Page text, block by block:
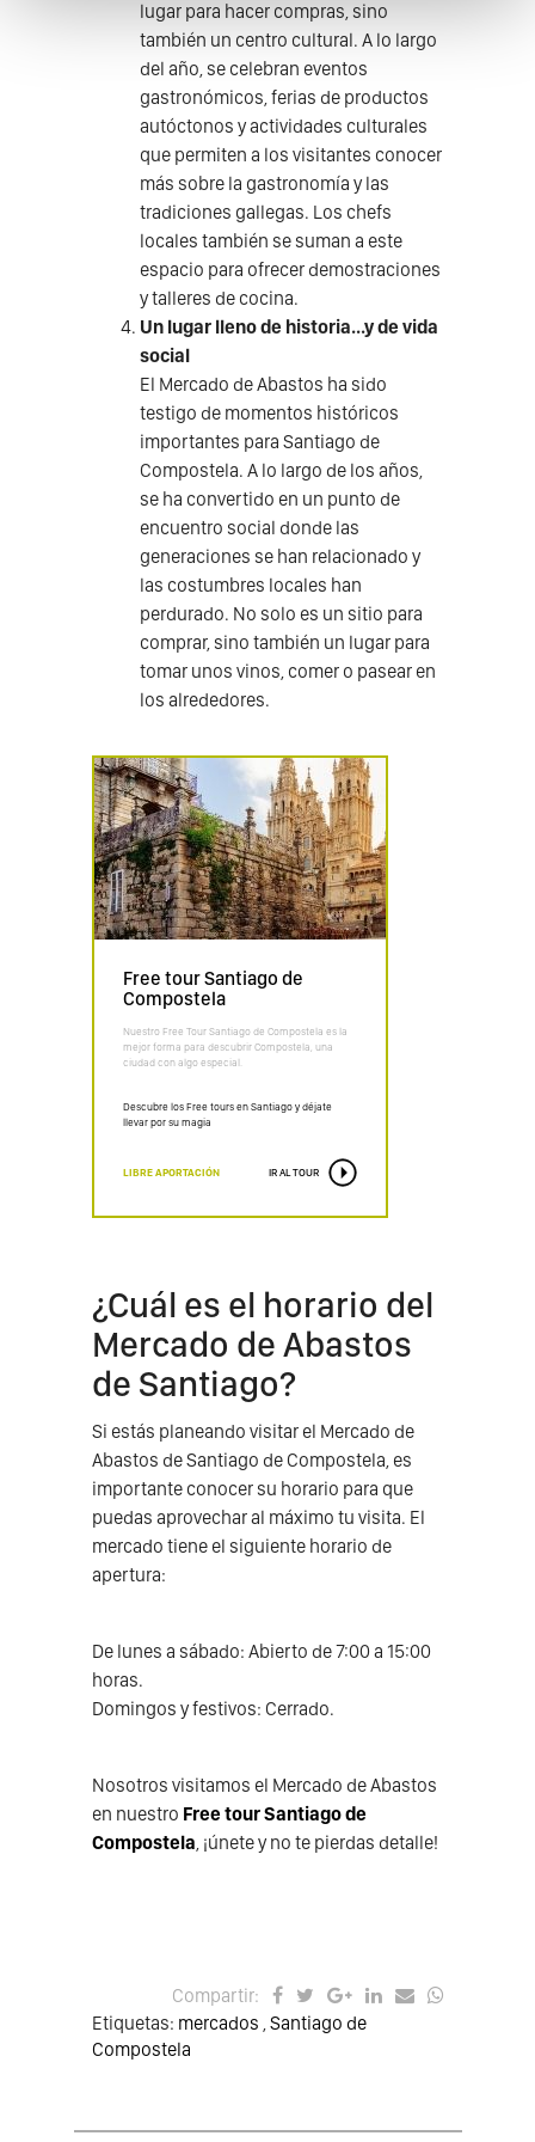
lugar para hacer compras, sino
también un centro cultural. A lo largo
del año, se celebran eventos
gastronómicos, ferias de productos
autóctonos y actividades culturales
que permiten a los visitantes conocer
más sobre la gastronomía y las
tradiciones gallegas. Los chefs
locales también se suman a este
espacio para ofrecer demostraciones
y talleres de cocina.
Un lugar lleno de historia...y de vida
social
El Mercado de Abastos ha sido
testigo de momentos históricos
importantes para Santiago de
Compostela. A lo largo de los años,
se ha convertido en un punto de
encuentro social donde las
generaciones se han relacionado y
las costumbres locales han
perdurado. No solo es un sitio para
comprar, sino también un lugar para
tomar unos vinos, comer o pasear en
los alrededores.
Free tour Santiago de
Compostela
Nuestro Free Tour Santiago de Compostela es la
mejor forma para descubrir Compostela, una
ciudad con algo especial.
Descubre los Free tours en Santiago y déjate
llevar por su magia
LIBRE APORTACIÓN IR AL TOUR
¿Cuál es el horario del
Mercado de Abastos
de Santiago?
Si estás planeando visitar el Mercado de
Abastos de Santiago de Compostela, es
importante conocer su horario para que
puedas aprovechar al máximo tu visita. El
mercado tiene el siguiente horario de
apertura:
De lunes a sábado: Abierto de 7:00 a 15:00
horas.
Domingos y festivos: Cerrado.
Nosotros visitamos el Mercado de Abastos
en nuestro Free tour Santiago de
Compostela, ¡únete y no te pierdas detalle!
Compartir:
Etiquetas: mercados ,Santiago de
Compostela